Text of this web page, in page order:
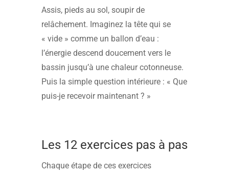
Assis, pieds au sol, soupir de
relâchement. Imaginez la tête qui se
« vide » comme un ballon d’eau :
l’énergie descend doucement vers le
bassin jusqu’à une chaleur cotonneuse.
Puis la simple question intérieure : « Que
puis-je recevoir maintenant ? »
Les 12 exercices pas à pas
Chaque étape de ces exercices